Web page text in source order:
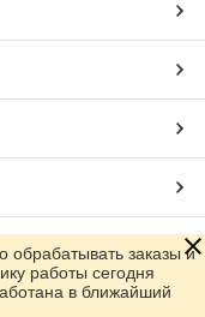
обрабатывать заказы и
работы сегодня
в ближайший